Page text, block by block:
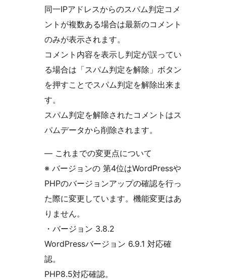
同一IPアドレスからのスパム判定コメ
ントが複数ある場合は最新のコメント
のみが表示されます。
コメント内容を表示し判定が誤ってい
る場合は「スパム判定を解除」ボタン
を押すことでスパム判定を解除出来ま
す。
スパム判定を解除されたコメントはス
パムデータから削除されます。
— これまでの変更点について
※ バージョンの 第4位はWordPressや
PHPのバージョンアップの確認を行っ
た際に変更しています。機能変更はあ
りません。
・バージョン 3.8.2
WordPressバージョン 6.9.1 対応確
認。
PHP8.5対応確認。